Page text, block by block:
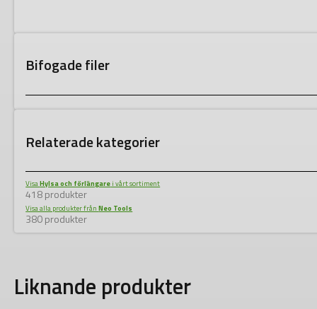
Bifogade filer
Relaterade kategorier
VisaHylsa och förlängare i vårt sortiment
418 produkter
Visa alla produkter frånNeo Tools
380 produkter
Liknande produkter